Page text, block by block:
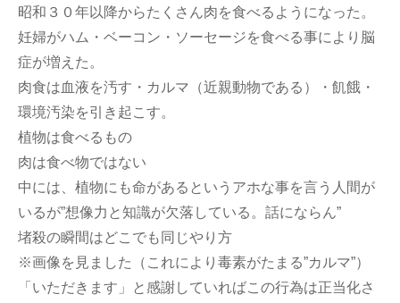
昭和３０年以降からたくさん肉を食べるようになった。
妊婦がハム・ベーコン・ソーセージを食べる事により脳
症が増えた。
肉食は血液を汚す・カルマ（近親動物である）・飢餓・
環境汚染を引き起こす。
植物は食べるもの
肉は食べ物ではない
中には、植物にも命があるというアホな事を言う人間が
いるが”想像力と知識が欠落している。話にならん”
堵殺の瞬間はどこでも同じやり方
※画像を見ました（これにより毒素がたまる”カルマ”）
「いただきます」と感謝していればこの行為は正当化さ